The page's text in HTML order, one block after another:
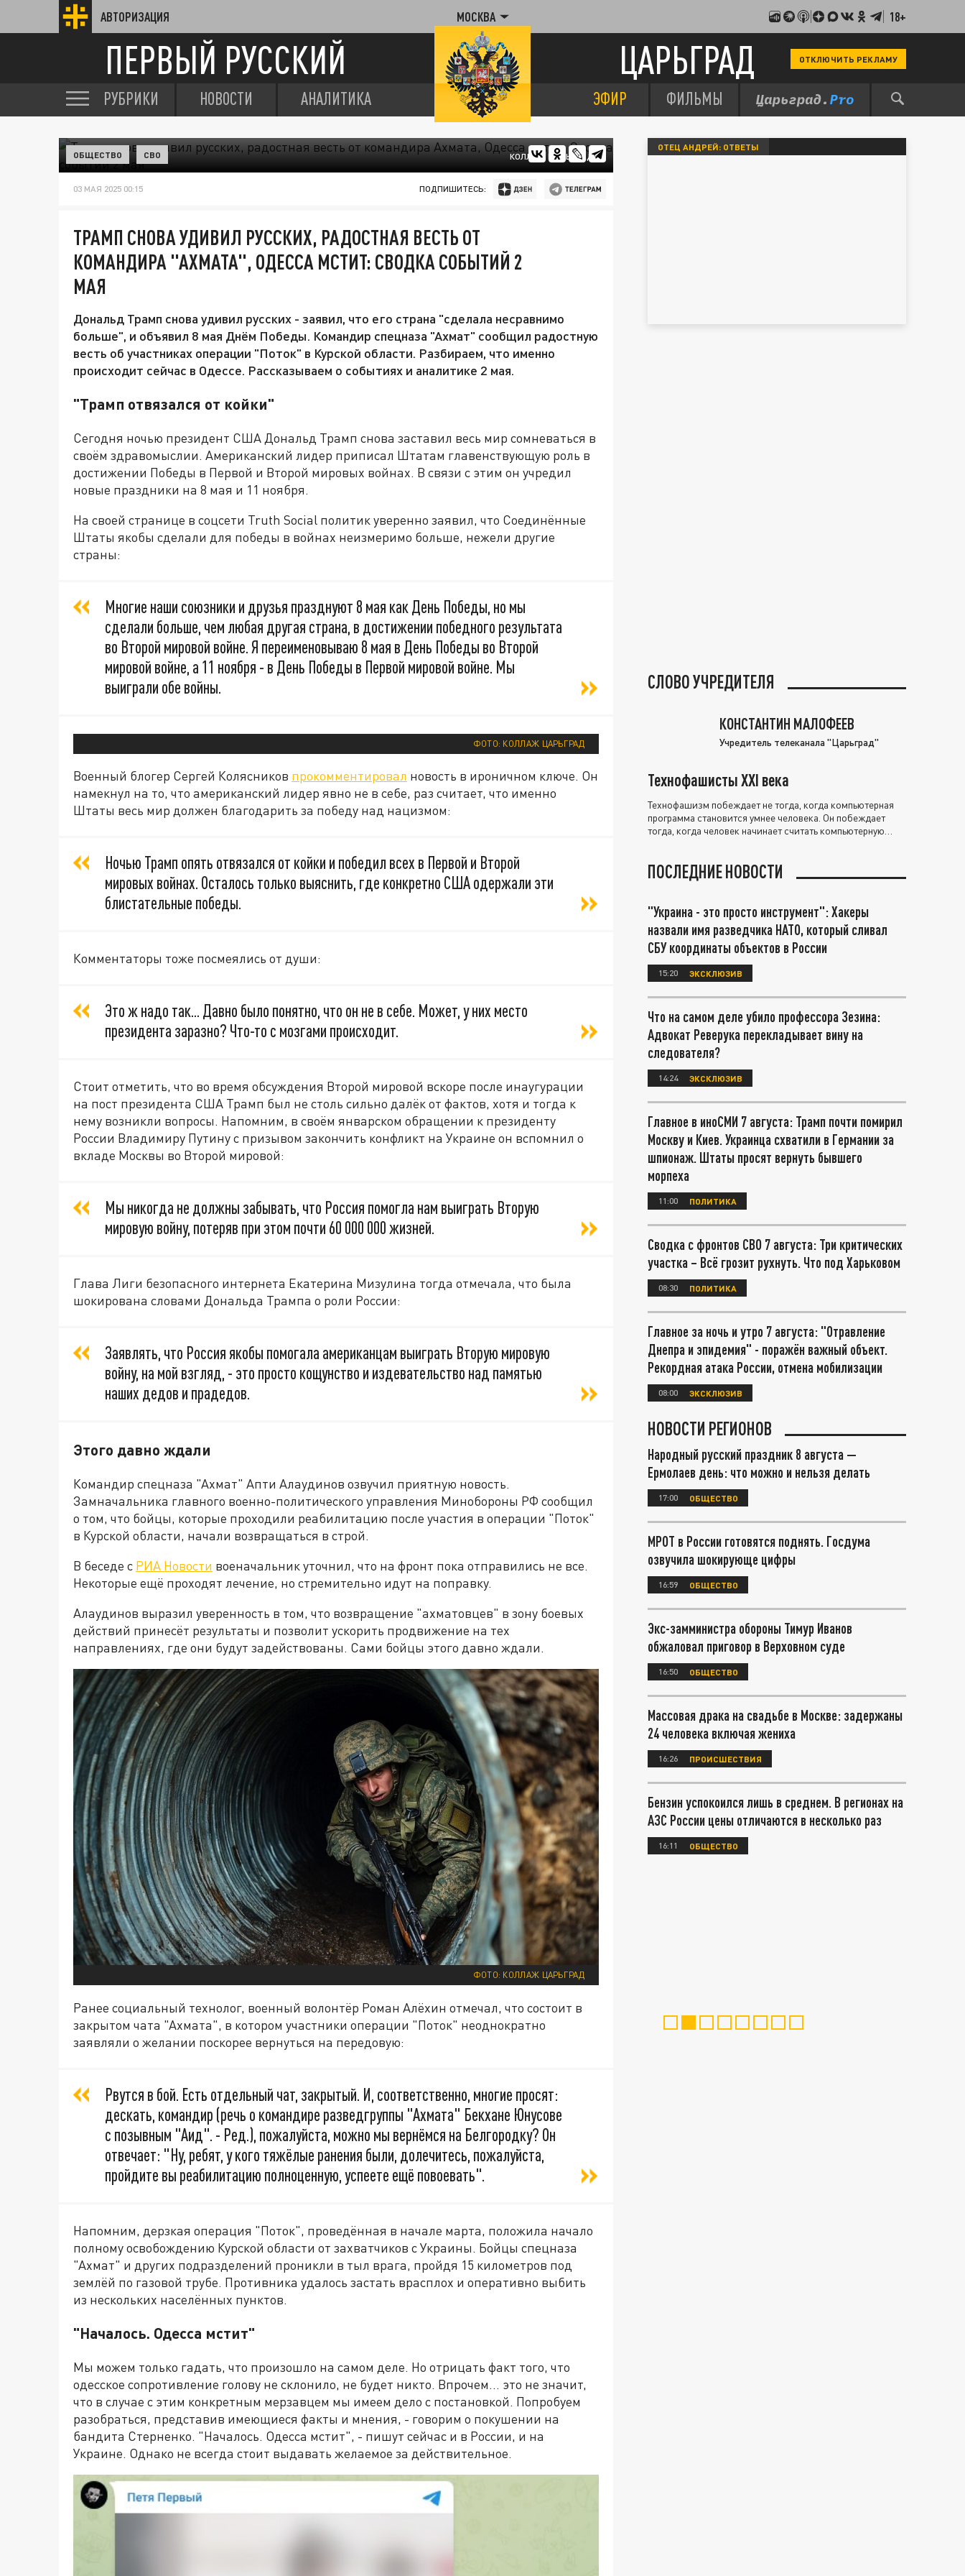
АВТОРИЗАЦИЯ МОСКВА 18+
ПЕРВЫЙ РУССКИЙ ЦАРЬГРАД ОТКЛЮЧИТЬ РЕКЛАМУ
РУБРИКИ НОВОСТИ АНАЛИТИКА ЭФИР ФИЛЬМЫ
КОЛЛАЖ ЦАРЬГРАДА
ОБЩЕСТВО СВО
03 МАЯ 2025 00:15 ПОДПИШИТЕСЬ:
ТРАМП СНОВА УДИВИЛ РУССКИХ, РАДОСТНАЯ ВЕСТЬ ОТ
КОМАНДИРА "АХМАТА", ОДЕССА МСТИТ: СВОДКА СОБЫТИЙ 2
МАЯ
Дональд Трамп снова удивил русских - заявил, что его страна "сделала несравнимо
больше", и объявил 8 мая Днём Победы. Командир спецназа "Ахмат" сообщил радостную
весть об участниках операции "Поток" в Курской области. Разбираем, что именно
происходит сейчас в Одессе. Рассказываем о событиях и аналитике 2 мая.
"Трамп отвязался от койки"
Сегодня ночью президент США Дональд Трамп снова заставил весь мир сомневаться в
своём здравомыслии. Американский лидер приписал Штатам главенствующую роль в
достижении Победы в Первой и Второй мировых войнах. В связи с этим он учредил
новые праздники на 8 мая и 11 ноября.
На своей странице в соцсети Truth Social политик уверенно заявил, что Соединённые
Штаты якобы сделали для победы в войнах неизмеримо больше, нежели другие
страны:
Многие наши союзники и друзья празднуют 8 мая как День Победы, но мы
сделали больше, чем любая другая страна, в достижении победного результата
во Второй мировой войне. Я переименовываю 8 мая в День Победы во Второй
мировой войне, а 11 ноября - в День Победы в Первой мировой войне. Мы
выиграли обе войны.
ФОТО: КОЛЛАЖ ЦАРЬГРАД
Военный блогер Сергей Колясников прокомментировал новость в ироничном ключе. Он
намекнул на то, что американский лидер явно не в себе, раз считает, что именно
Штаты весь мир должен благодарить за победу над нацизмом:
Ночью Трамп опять отвязался от койки и победил всех в Первой и Второй
мировых войнах. Осталось только выяснить, где конкретно США одержали эти
блистательные победы.
Комментаторы тоже посмеялись от души:
Это ж надо так... Давно было понятно, что он не в себе. Может, у них место
президента заразно? Что-то с мозгами происходит.
Стоит отметить, что во время обсуждения Второй мировой вскоре после инаугурации
на пост президента США Трамп был не столь сильно далёк от фактов, хотя и тогда к
нему возникли вопросы. Напомним, в своём январском обращении к президенту
России Владимиру Путину с призывом закончить конфликт на Украине он вспомнил о
вкладе Москвы во Второй мировой:
Мы никогда не должны забывать, что Россия помогла нам выиграть Вторую
мировую войну, потеряв при этом почти 60 000 000 жизней.
Глава Лиги безопасного интернета Екатерина Мизулина тогда отмечала, что была
шокирована словами Дональда Трампа о роли России:
Заявлять, что Россия якобы помогала американцам выиграть Вторую мировую
войну, на мой взгляд, - это просто кощунство и издевательство над памятью
наших дедов и прадедов.
Этого давно ждали
Командир спецназа "Ахмат" Апти Алаудинов озвучил приятную новость.
Замначальника главного военно-политического управления Минобороны РФ сообщил
о том, что бойцы, которые проходили реабилитацию после участия в операции "Поток"
в Курской области, начали возвращаться в строй.
В беседе с РИА Новости военачальник уточнил, что на фронт пока отправились не все.
Некоторые ещё проходят лечение, но стремительно идут на поправку.
Алаудинов выразил уверенность в том, что возвращение "ахматовцев" в зону боевых
действий принесёт результаты и позволит ускорить продвижение на тех
направлениях, где они будут задействованы. Сами бойцы этого давно ждали.
ФОТО: КОЛЛАЖ ЦАРЬГРАД
Ранее социальный технолог, военный волонтёр Роман Алёхин отмечал, что состоит в
закрытом чата "Ахмата", в котором участники операции "Поток" неоднократно
заявляли о желании поскорее вернуться на передовую:
Рвутся в бой. Есть отдельный чат, закрытый. И, соответственно, многие просят:
дескать, командир (речь о командире разведгруппы "Ахмата" Бекхане Юнусове
с позывным "Аид". - Ред.), пожалуйста, можно мы вернёмся на Белгородку? Он
отвечает: "Ну, ребят, у кого тяжёлые ранения были, долечитесь, пожалуйста,
пройдите вы реабилитацию полноценную, успеете ещё повоевать".
Напомним, дерзкая операция "Поток", проведённая в начале марта, положила начало
полному освобождению Курской области от захватчиков с Украины. Бойцы спецназа
"Ахмат" и других подразделений проникли в тыл врага, пройдя 15 километров под
землёй по газовой трубе. Противника удалось застать врасплох и оперативно выбить
из нескольких населённых пунктов.
"Началось. Одесса мстит"
Мы можем только гадать, что произошло на самом деле. Но отрицать факт того, что
одесское сопротивление голову не склонило, не будет никто. Впрочем… это не значит,
что в случае с этим конкретным мерзавцем мы имеем дело с постановкой. Попробуем
разобраться, представив имеющиеся факты и мнения, - говорим о покушении на
бандита Стерненко. "Началось. Одесса мстит", - пишут сейчас и в России, и на
Украине. Однако не всегда стоит выдавать желаемое за действительное.
ОТЕЦ АНДРЕЙ: ОТВЕТЫ
СЛОВО УЧРЕДИТЕЛЯ
КОНСТАНТИН МАЛОФЕЕВ
Учредитель телеканала "Царьград"
Технофашисты XXI века
Технофашизм побеждает не тогда, когда компьютерная
программа становится умнее человека. Он побеждает
тогда, когда человек начинает считать компьютерную
ПОСЛЕДНИЕ НОВОСТИ
"Украина - это просто инструмент": Хакеры
назвали имя разведчика НАТО, который сливал
СБУ координаты объектов в России
15:20 ЭКСКЛЮЗИВ
Что на самом деле убило профессора Зезина:
Адвокат Реверука перекладывает вину на
следователя?
14:24 ЭКСКЛЮЗИВ
Главное в иноСМИ 7 августа: Трамп почти помирил
Москву и Киев. Украинца схватили в Германии за
шпионаж. Штаты просят вернуть бывшего
морпеха
11:00 ПОЛИТИКА
Сводка с фронтов СВО 7 августа: Три критических
участка – Всё грозит рухнуть. Что под Харьковом
08:30 ПОЛИТИКА
Главное за ночь и утро 7 августа: "Отравление
Днепра и эпидемия" - поражён важный объект.
Рекордная атака России, отмена мобилизации
08:00 ЭКСКЛЮЗИВ
НОВОСТИ РЕГИОНОВ
Народный русский праздник 8 августа —
Ермолаев день: что можно и нельзя делать
17:00 ОБЩЕСТВО
МРОТ в России готовятся поднять. Госдума
озвучила шокирующе цифры
16:59 ОБЩЕСТВО
Экс-замминистра обороны Тимур Иванов
обжаловал приговор в Верховном суде
16:50 ОБЩЕСТВО
Массовая драка на свадьбе в Москве: задержаны
24 человека включая жениха
16:26 ПРОИСШЕСТВИЯ
Бензин успокоился лишь в среднем. В регионах на
АЗС России цены отличаются в несколько раз
16:11 ОБЩЕСТВО